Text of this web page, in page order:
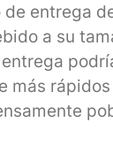
entrega
a su
más